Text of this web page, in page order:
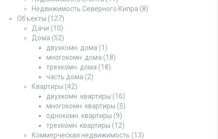
Недвижимость Северного Кипра (8)
Объекты (127)
Дачи (10)
Дома (52)
двухкомн. дома (1)
многокомн. дома (18)
трехкомн. дома (18)
часть дома (2)
Квартиры (42)
двухкомн. квартиры (16)
многокомн. квартиры (5)
однокомн. квартиры (9)
трехкомн. квартиры (12)
Коммерческая недвижимость (13)